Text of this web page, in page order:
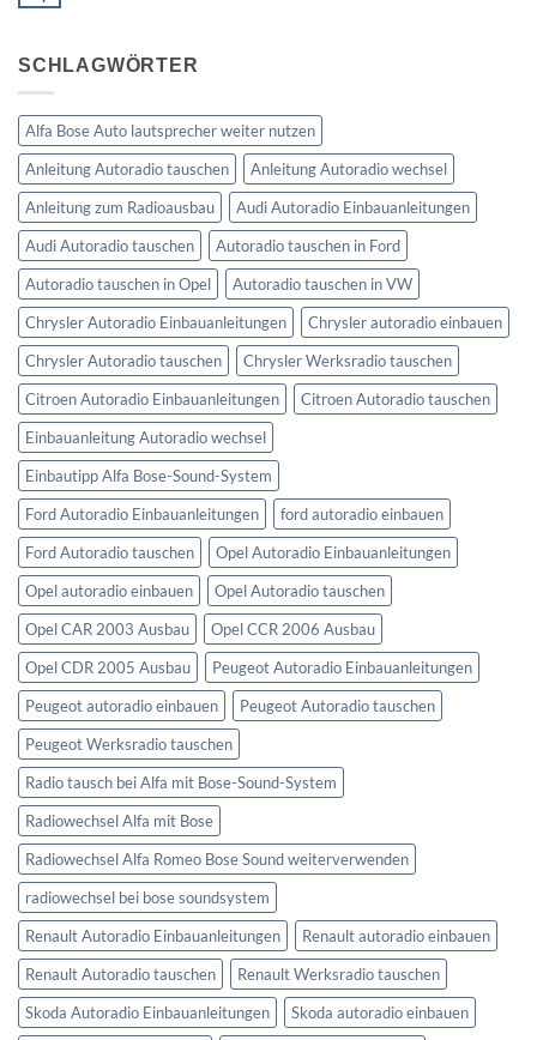
Kuga
SCHLAGWÖRTER
Alfa Bose Auto lautsprecher weiter nutzen
Anleitung Autoradio tauschen
Anleitung Autoradio wechsel
Anleitung zum Radioausbau
Audi Autoradio Einbauanleitungen
Audi Autoradio tauschen
Autoradio tauschen in Ford
Autoradio tauschen in Opel
Autoradio tauschen in VW
Chrysler Autoradio Einbauanleitungen
Chrysler autoradio einbauen
Chrysler Autoradio tauschen
Chrysler Werksradio tauschen
Citroen Autoradio Einbauanleitungen
Citroen Autoradio tauschen
Einbauanleitung Autoradio wechsel
Einbautipp Alfa Bose-Sound-System
Ford Autoradio Einbauanleitungen
ford autoradio einbauen
Ford Autoradio tauschen
Opel Autoradio Einbauanleitungen
Opel autoradio einbauen
Opel Autoradio tauschen
Opel CAR 2003 Ausbau
Opel CCR 2006 Ausbau
Opel CDR 2005 Ausbau
Peugeot Autoradio Einbauanleitungen
Peugeot autoradio einbauen
Peugeot Autoradio tauschen
Peugeot Werksradio tauschen
Radio tausch bei Alfa mit Bose-Sound-System
Radiowechsel Alfa mit Bose
Radiowechsel Alfa Romeo Bose Sound weiterverwenden
radiowechsel bei bose soundsystem‎
Renault Autoradio Einbauanleitungen
Renault autoradio einbauen
Renault Autoradio tauschen
Renault Werksradio tauschen
Skoda Autoradio Einbauanleitungen
Skoda autoradio einbauen